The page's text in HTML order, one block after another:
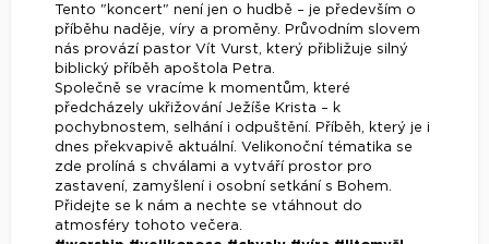
Tento "koncert" není jen o hudbě – je především o
příběhu naděje, víry a proměny. Průvodním slovem
nás provází pastor Vít Vurst, který přibližuje silný
biblický příběh apoštola Petra.
Společně se vracíme k momentům, které
předcházely ukřižování Ježíše Krista – k
pochybnostem, selhání i odpuštění. Příběh, který je i
dnes překvapivě aktuální. Velikonoční tématika se
zde prolíná s chválami a vytváří prostor pro
zastavení, zamyšlení i osobní setkání s Bohem.
Přidejte se k nám a nechte se vtáhnout do
atmosféry tohoto večera.